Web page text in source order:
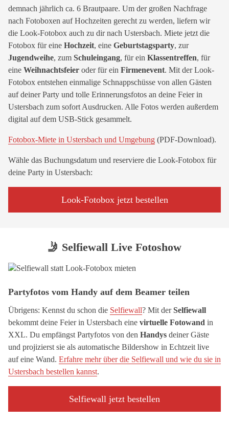
demnach jährlich ca. 6 Brautpaare. Um der großen Nachfrage
nach Fotoboxen auf Hochzeiten gerecht zu werden, liefern wir
die Look-Fotobox auch zu dir nach Ustersbach. Miete jetzt die
Fotobox für eine Hochzeit, eine Geburtstagsparty, zur
Jugendweihe, zum Schuleingang, für ein Klassentreffen, für
eine Weihnachtsfeier oder für ein Firmenevent. Mit der Look-
Fotobox entstehen einmalige Schnappschüsse von allen Gästen
auf deiner Party und tolle Erinnerungsfotos an deine Feier in
Ustersbach zum sofort Ausdrucken. Alle Fotos werden außerdem
digital auf dem USB-Stick gesammelt.
Fotobox-Miete in Ustersbach und Umgebung (PDF-Download).
Wähle das Buchungsdatum und reserviere die Look-Fotobox für
deine Party in Ustersbach:
Look-Fotobox jetzt bestellen
🤳 Selfiewall Live Fotoshow
Partyfotos vom Handy auf dem Beamer teilen
Übrigens: Kennst du schon die Selfiewall? Mit derSelfiewall
bekommt deine Feier in Ustersbach eine virtuelle Fotowand in
XXL. Du empfängst Partyfotos von den Handys deiner Gäste
und projizierst sie als automatische Bildershow in Echtzeit live
auf eine Wand. Erfahre mehr über die Selfiewall und wie du sie in
Ustersbach bestellen kannst.
Selfiewall jetzt bestellen